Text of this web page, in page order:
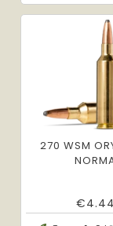
270 WSM
€4.44